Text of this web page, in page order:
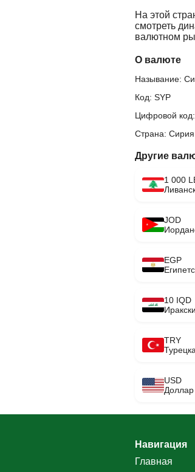
На этой
смотреть
валютном
О валюте
Называние:
Код: SYP
Цифровой
Страна: Сирия
Другие
1 000
JOD
EGP
10 IQD
TRY
USD
Навигация
Главная